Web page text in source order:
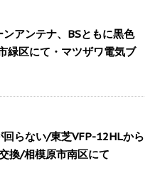
アンテナ、BSともに黒色
緑区にて・マツザワ電気ブ
回らない/東芝VFP-12HLから
換/相模原市南区にて